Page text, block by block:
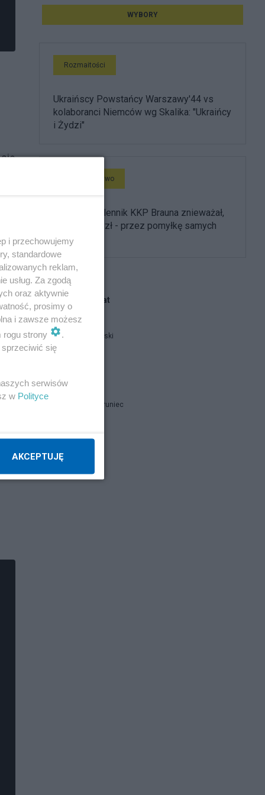
WYBORY
Rozmaitości
Ukraińscy Powstańcy Warszawy'44 vs
kolaboranci Niemców wg Skalika: "Ukraińcy
i Żydzi"
Społeczeństwo
Kolejny zwolennik KKP Brauna znieważał,
pobił i pogryzł - przez pomyłkę samych
Polaków
Blogi na ten temat
Marcin Dobski
Brygida Naruniec
i przechowujemy
standardowe
reklam,
usług. Za zgodą
oraz aktywnie
prosimy o
i zawsze możesz
rogu strony
.
się
serwisów
w Polityce
AKCEPTUJĘ